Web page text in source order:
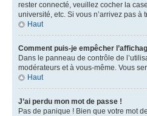
rester connecté, veuillez cocher la
université, etc. Si vous n’arrivez pas
Haut
Comment puis-je empêcher
Dans le panneau de contrôle de
modérateurs et à vous-même. Vous
Haut
J’ai perdu mon mot de passe !
Pas de panique ! Bien que votre mot